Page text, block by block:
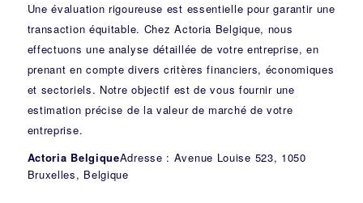
Une évaluation rigoureuse est essentielle pour garantir une
transaction équitable. Chez Actoria Belgique, nous
effectuons une analyse détaillée de votre entreprise, en
prenant en compte divers critères financiers, économiques
et sectoriels. Notre objectif est de vous fournir une
estimation précise de la valeur de marché de votre
entreprise.
Actoria BelgiqueAdresse : Avenue Louise 523, 1050
Bruxelles, Belgique